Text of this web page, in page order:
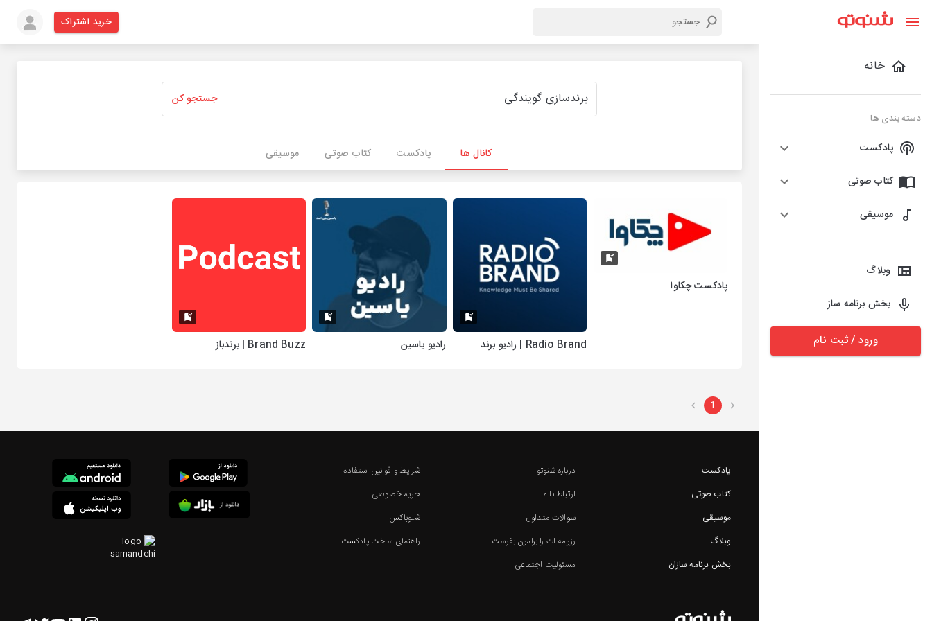
خانه
دسته بندی ها
پادکست
کتاب صوتی
موسیقی
وبلاگ
بخش برنامه ساز
ورود / ثبت نام
خرید اشتراک
جستجو کن
کانال ها پادکست کتاب صوتی موسیقی
پادکست چکاوا
Radio Brand | رادیو برند رادیو یاسین Brand Buzz | برندباز
1
پادکست
کتاب صوتی
موسیقی
وبلاگ
بخش برنامه سازان
درباره شنوتو
ارتباط با ما
سوالات متداول
رزومه ات را برامون بفرست
مسئولیت اجتماعی
شرایط و قوانین استفاده
حریم خصوصی
شنوباکس
راهنمای ساخت پادکست